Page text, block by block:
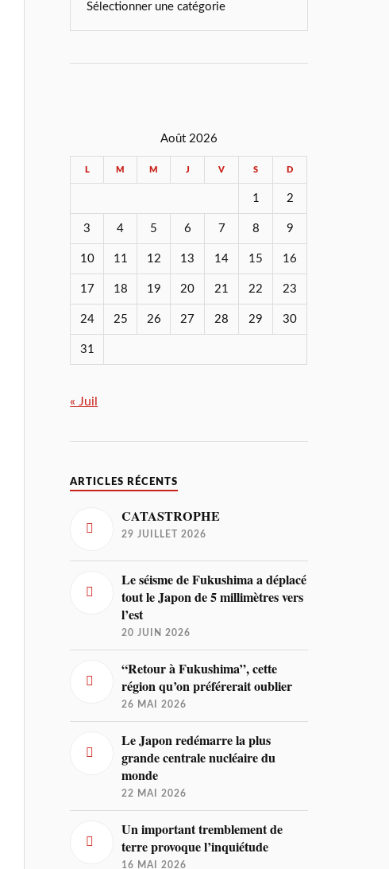
Août 2026
L M M J V S D
1 2
3 4 5 6 7 8 9
10 11 12 13 14 15 16
17 18 19 20 21 22 23
24 25 26 27 28 29 30
31
« Juil
ARTICLES RÉCENTS
CATASTROPHE
29 JUILLET 2026
Le séisme de Fukushima a déplacé
tout le Japon de 5 millimètres vers
l’est
20 JUIN 2026
“Retour à Fukushima”, cette
région qu’on préférerait oublier
26 MAI 2026
Le Japon redémarre la plus
grande centrale nucléaire du
monde
22 MAI 2026
Un important tremblement de
terre provoque l’inquiétude
16 MAI 2026